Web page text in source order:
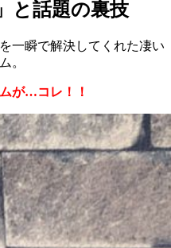
と話題の裏技
一瞬で解決してくれた凄い
。
が…コレ！！